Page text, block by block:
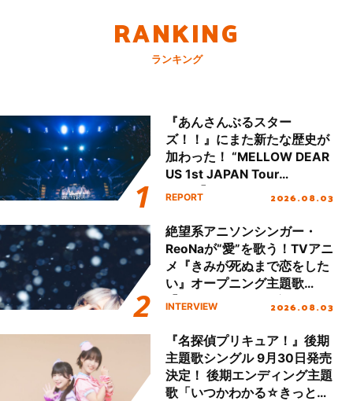
RANKING
ランキング
『あんさんぶるスター
ズ！！』にまた新たな歴史が
加わった！ “MELLOW DEAR
US 1st JAPAN Tour
Final「NICE to meet YOU
ート!!
REPORT 2026.08.03
絶望系アニソンシンガー・
ReoNaが“愛”を歌う！TVアニ
メ『きみが死ぬまで恋をした
い』オープニング主題歌
「Amore」インタビュー
INTERVIEW 2026.08.03
『名探偵プリキュア！』後期
主題歌シングル 9月30日発売
決定！ 後期エンディング主題
歌「いつかわかる☆きっとあ